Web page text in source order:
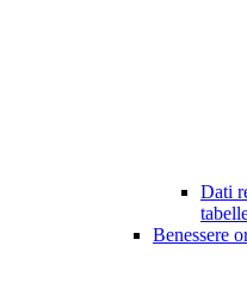
Dati
Benessere